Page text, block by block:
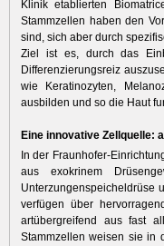
Klinik etablierten
Stammzellen haben den
sind, sich aber durch
Ziel ist es, durch das
Differenzierungsreiz
wie Keratinozyten,
ausbilden und so die Haut
Eine innovative Zellquelle:
In der Fraunhofer-
aus exokrinem
Unterzungenspeicheldrüse
verfügen über
artübergreifend aus fast
Stammzellen weisen sie in